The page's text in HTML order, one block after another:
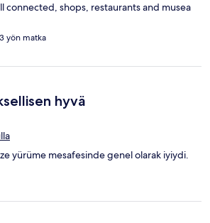
connected, shops, restaurants and musea
yön matka
hyvä
yürüme mesafesinde genel olarak iyiydi.